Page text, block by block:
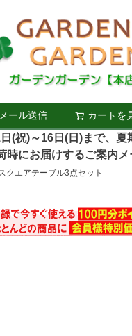
メール送信 カートを
検
(祝)～16日(日)まで、夏
お届けするご案内メ
クエアテーブル3点セット